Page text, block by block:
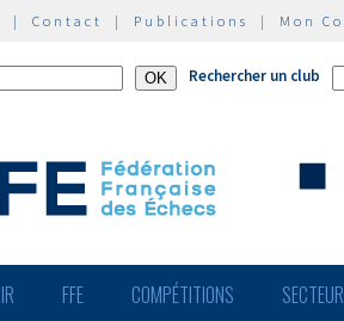
| Contact | Publications | Mon
Rechercher un club
FFE COMPÉTITIONS